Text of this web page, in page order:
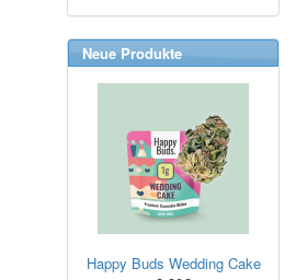
Neue Produkte
Happy Buds Wedding Cake